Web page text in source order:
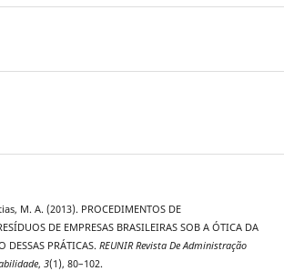
M. A. (2013). PROCEDIMENTOS DE
DE EMPRESAS BRASILEIRAS SOB A ÓTICA DA
DESSAS PRÁTICAS. REUNIR Revista De Administração
, 3(1), 80–102.